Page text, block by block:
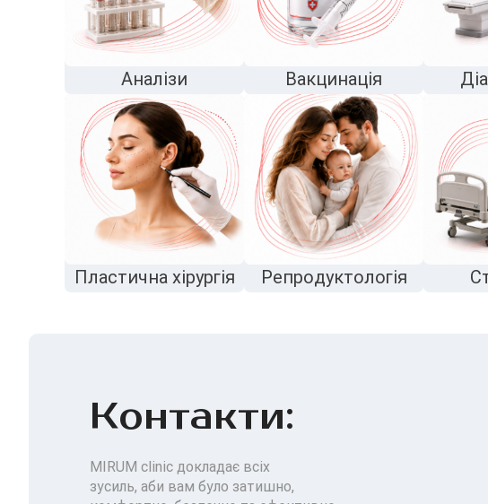
Аналізи Вакцинація
Пластична хірургія Репродуктологія
Контакти:
MIRUM clinic докладає всіх
зусиль, аби вам було затишно,